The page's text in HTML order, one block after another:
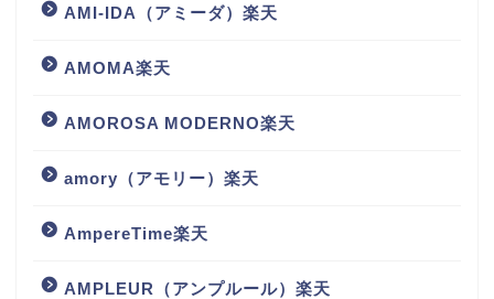
AMI-IDA（アミーダ）楽天
AMOMA楽天
AMOROSA MODERNO楽天
amory（アモリー）楽天
AmpereTime楽天
AMPLEUR（アンプルール）楽天